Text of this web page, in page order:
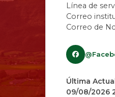
Línea de
Correo
Correo de
Última
09/08/2026